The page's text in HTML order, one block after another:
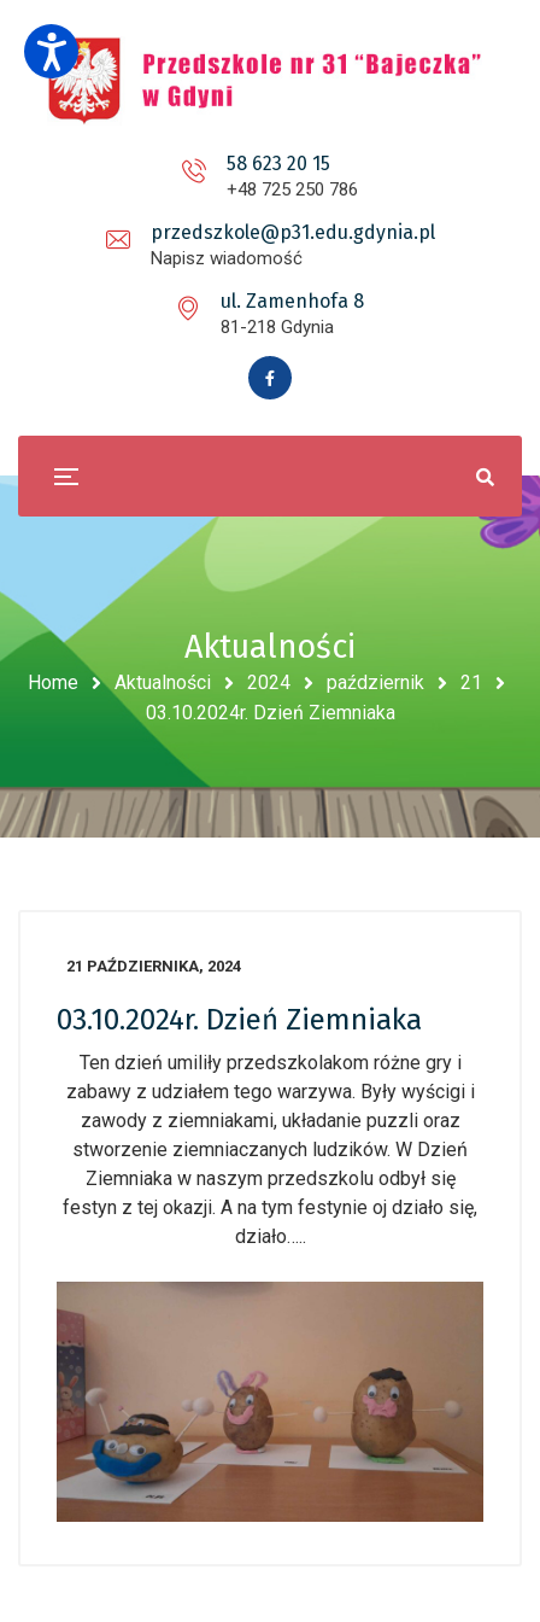
58 623 20 15
+48 725 250 786
przedszkole@p31.edu.gdynia.pl
Napisz wiadomość
ul. Zamenhofa 8
81-218 Gdynia
Aktualności
Home Aktualności 2024 październik
21
03.10.2024r. Dzień Ziemniaka
21 PAŹDZIERNIKA, 2024
03.10.2024r. Dzień Ziemniaka
Ten dzień umiliły przedszkolakom różne gry i
zabawy z udziałem tego warzywa. Były wyścigi i
zawody z ziemniakami, układanie puzzli oraz
stworzenie ziemniaczanych ludzików. W Dzień
Ziemniaka w naszym przedszkolu odbył się
festyn z tej okazji. A na tym festynie oj działo się,
działo…..